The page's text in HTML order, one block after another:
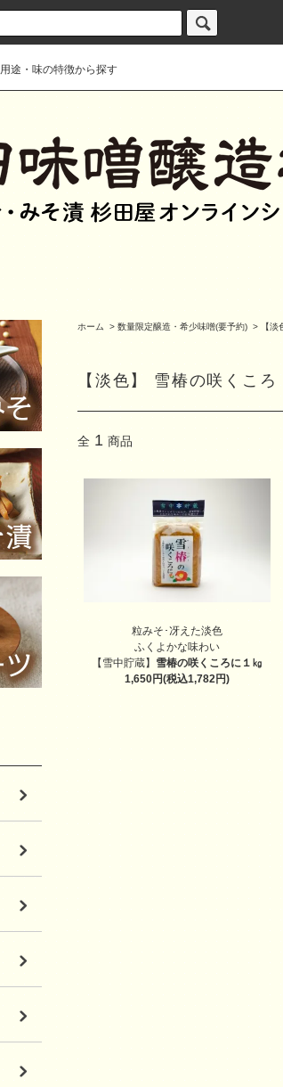
用途・味の特徴から探す
ホーム > 数量限定醸造・希少味噌(要予約) > 【
【淡色】 雪椿の咲くころ
全 1 商品
粒みそ･冴えた淡色
ふくよかな味わい
【雪中貯蔵】 雪椿の咲くころに１㎏
1,650円(税込1,782円)